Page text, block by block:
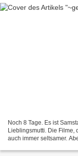
Noch 8 Tage. Es ist
Lieblingsmutti. Die Filme,
auch immer seltsamer.